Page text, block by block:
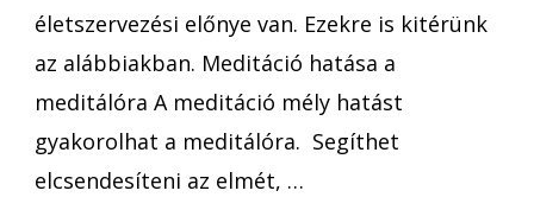
életszervezési előnye van. Ezekre is kitérünk
az alábbiakban. Meditáció hatása a
meditálóra A meditáció mély hatást
gyakorolhat a meditálóra. Segíthet
elcsendesíteni az elmét, …